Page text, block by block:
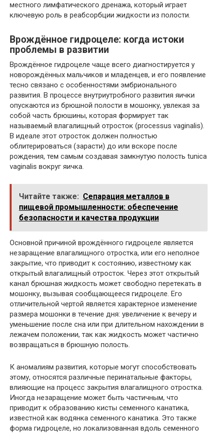
местного лимфатического дренажа, который играет
ключевую роль в реабсорбции жидкости из полости.
Врождённое гидроцеле: когда истоки
проблемы в развитии
Врождённое гидроцеле чаще всего диагностируется у
новорождённых мальчиков и младенцев, и его появление
тесно связано с особенностями эмбрионального
развития. В процессе внутриутробного развития яички
опускаются из брюшной полости в мошонку, увлекая за
собой часть брюшины, которая формирует так
называемый влагалищный отросток (processus vaginalis).
В идеале этот отросток должен полностью
облитерироваться (зарасти) до или вскоре после
рождения, тем самым создавая замкнутую полость tunica
vaginalis вокруг яичка.
Читайте также: Сепарация металлов в
пищевой промышленности: обеспечение
безопасности и качества продукции
Основной причиной врождённого гидроцеле является
незаращение влагалищного отростка, или его неполное
закрытие, что приводит к состоянию, известному как
открытый влагалищный отросток. Через этот открытый
канал брюшная жидкость может свободно перетекать в
мошонку, вызывая сообщающееся гидроцеле. Его
отличительной чертой является характерное изменение
размера мошонки в течение дня: увеличение к вечеру и
уменьшение после сна или при длительном нахождении в
лежачем положении, так как жидкость может частично
возвращаться в брюшную полость.
К аномалиям развития, которые могут способствовать
этому, относятся различные перинатальные факторы,
влияющие на процесс закрытия влагалищного отростка.
Иногда незаращение может быть частичным, что
приводит к образованию кисты семенного канатика,
известной как водянка семенного канатика. Это также
форма гидроцеле, но локализованная вдоль семенного